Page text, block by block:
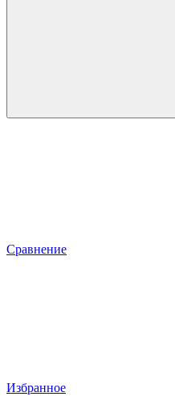
Сравнение
Избранное